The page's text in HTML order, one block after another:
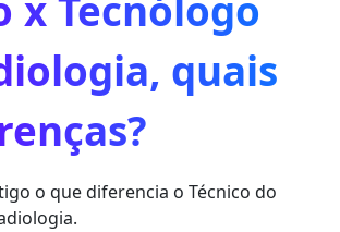
x Tecnólogo
quais
o que diferencia o Técnico do